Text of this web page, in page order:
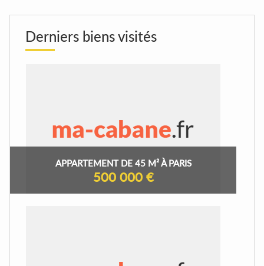
Derniers biens visités
APPARTEMENT DE 45 M² À PARIS
500 000 €